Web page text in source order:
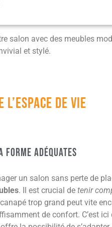
salon avec des meubles
et stylé.
de vie
adéquates
un salon sans perte de
. Il est crucial de tenir
trop grand peut vite
de confort. C’est